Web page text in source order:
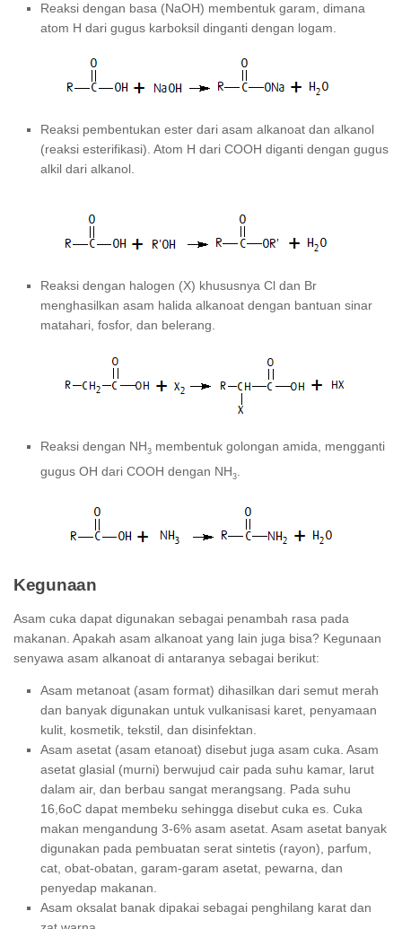
Reaksi dengan basa (NaOH) membentuk garam, dimana
atom H dari gugus karboksil dinganti dengan logam.
Reaksi pembentukan ester dari asam alkanoat dan alkanol
(reaksi esterifikasi). Atom H dari COOH diganti dengan gugus
alkil dari alkanol.
Reaksi dengan halogen (X) khususnya Cl dan Br
menghasilkan asam halida alkanoat dengan bantuan sinar
matahari, fosfor, dan belerang.
Reaksi dengan NH3 membentuk golongan amida, mengganti
gugus OH dari COOH dengan NH3
Kegunaan
Asam cuka dapat digunakan sebagai penambah rasa pada
makanan. Apakah asam alkanoat yang lain juga bisa? Kegunaan
senyawa asam alkanoat di antaranya sebagai berikut:
Asam metanoat (asam format) dihasilkan dari semut merah
dan banyak digunakan untuk vulkanisasi karet, penyamaan
kulit, kosmetik, tekstil, dan disinfektan.
Asam asetat (asam etanoat) disebut juga asam cuka. Asam
asetat glasial (murni) berwujud cair pada suhu kamar, larut
dalam air, dan berbau sangat merangsang. Pada suhu
16,6oC dapat membeku sehingga disebut cuka es. Cuka
makan mengandung 3-6% asam asetat. Asam asetat banyak
digunakan pada pembuatan serat sintetis (rayon), parfum,
cat, obat-obatan, garam-garam asetat, pewarna, dan
penyedap makanan.
Asam oksalat banak dipakai sebagai penghilang karat dan